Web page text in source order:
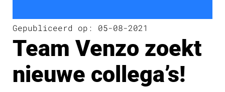
Gepubliceerd op: 05-08-2021
Team Venzo zoekt
nieuwe collega’s!